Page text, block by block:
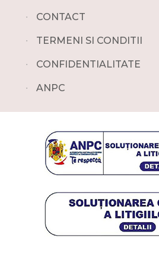
∙ CONTACT
∙ TERMENI SI CONDITII
∙ CONFIDENTIALITATE
∙ ANPC